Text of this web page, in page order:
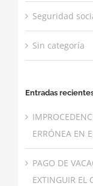
Seguridad
Sin categoría
Entradas
ERRÓNEA EN
PAGO DE
EXTINGUIR EL